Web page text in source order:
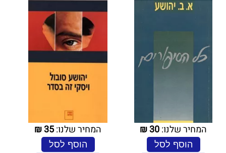
המחיר שלנו:30
₪
הוסף לסל
המחיר שלנו:35
₪
הוסף לסל